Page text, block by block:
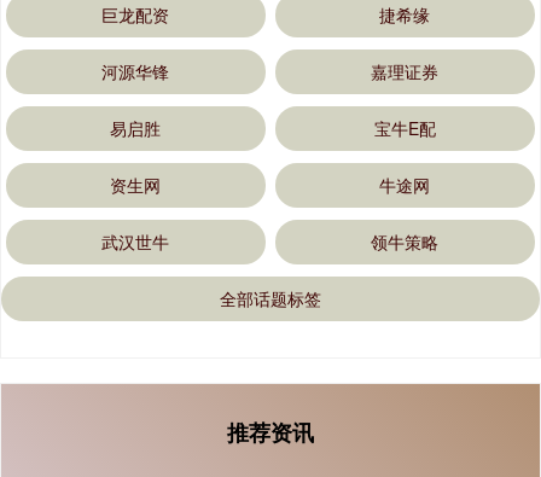
巨龙配资 捷希缘
河源华锋 嘉理证券
易启胜 宝牛E配
资生网 牛途网
武汉世牛 领牛策略
全部话题标签
推荐资讯